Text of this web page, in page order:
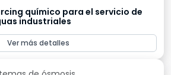
químico para el servicio de
industriales
Ver más detalles